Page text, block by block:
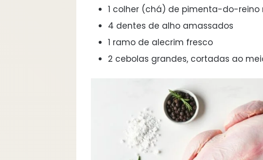
1 colher (chá) de pimenta-do-reino
4 dentes de alho amassados
1 ramo de alecrim fresco
2 cebolas grandes, cortadas ao